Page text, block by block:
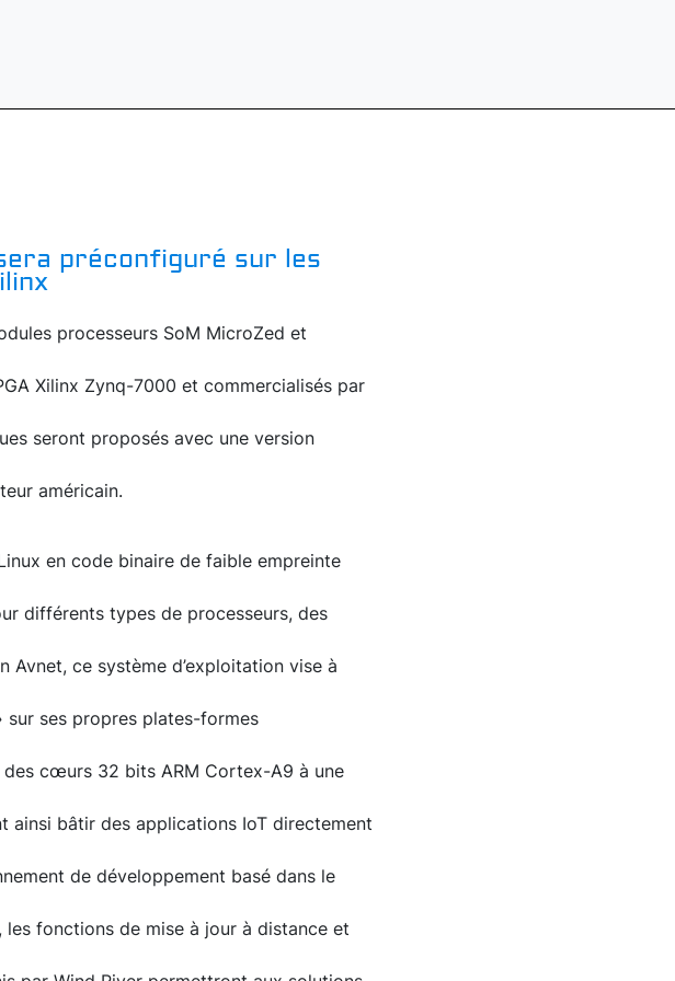
préconfiguré sur les
processeurs SoM MicroZed et
Xilinx Zynq-7000 et commercialisés par
seront proposés avec une version
américain.
en code binaire de faible empreinte
différents types de processeurs, des
ce système d’exploitation vise à
ses propres plates-formes
cœurs 32 bits ARM Cortex-A9 à une
ainsi bâtir des applications IoT directement
de développement basé dans le
les fonctions de mise à jour à distance et